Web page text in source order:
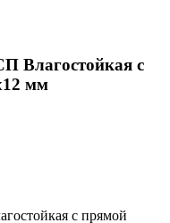
Влагостойкая с
мм